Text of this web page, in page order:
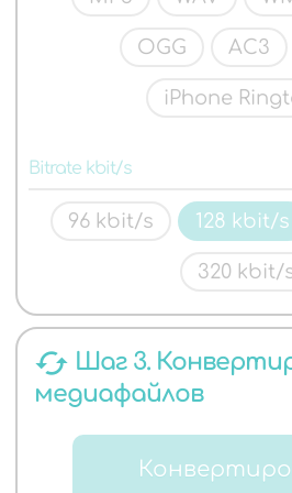
OGG AC3
iPhone
Bitrate kbit/s
96 kbit/s 128 kbit/s
320 kbit/
cached Шаг 3.
медиафайлов